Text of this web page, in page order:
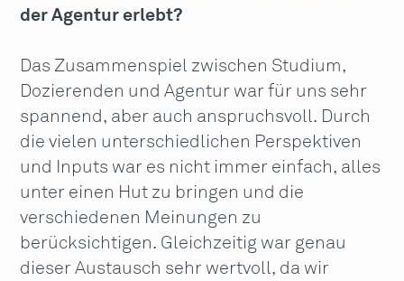
der Agentur erlebt?
Das Zusammenspiel zwischen Studium,
Dozierenden und Agentur war für uns sehr
spannend, aber auch anspruchsvoll. Durch
die vielen unterschiedlichen Perspektiven
und Inputs war es nicht immer einfach, alles
unter einen Hut zu bringen und die
verschiedenen Meinungen zu
berücksichtigen. Gleichzeitig war genau
dieser Austausch sehr wertvoll, da wir